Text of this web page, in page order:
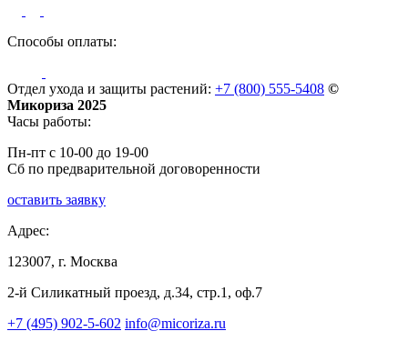
Способы оплаты:
Отдел ухода и защиты растений: +7 (800) 555-5408 ©
Микориза 2025
Часы работы:
Пн-пт с 10-00 до 19-00
Сб по предварительной договоренности
оставить заявку
Адрес:
123007, г. Москва
2-й Силикатный проезд, д.34, стр.1, оф.7
+7 (495) 902-5-602 info@micoriza.ru